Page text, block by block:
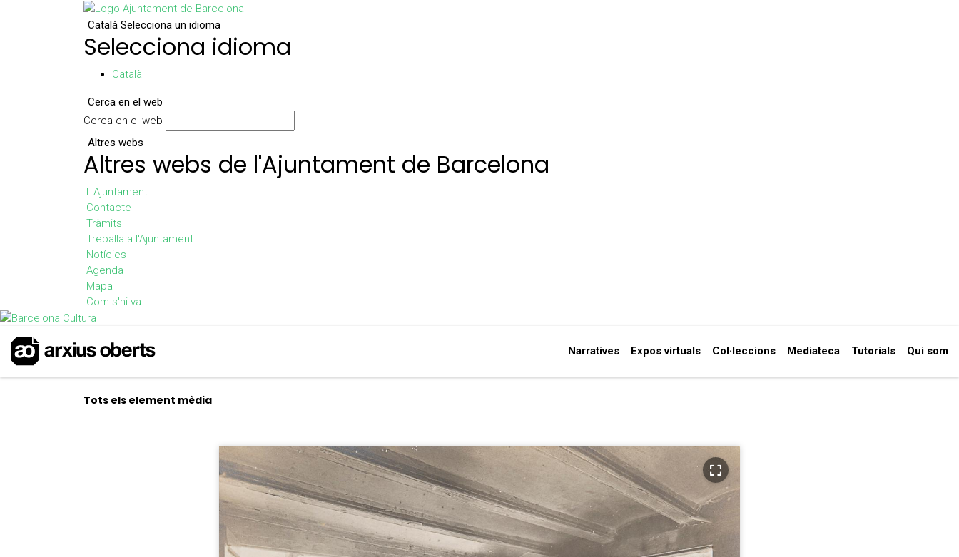
Català Selecciona un idioma
Selecciona idioma
Català
Cerca en el web
Cerca en el web
Altres webs
Altres webs de l'Ajuntament de Barcelona
L'Ajuntament
Contacte
Tràmits
Treballa a l'Ajuntament
Notícies
Agenda
Mapa
Com s'hi va
Narratives Expos virtuals Col·leccions Mediateca Tutorials Qui som
Tots els element mèdia